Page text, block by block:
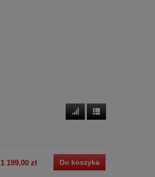
1 199,00 zł Do koszyka